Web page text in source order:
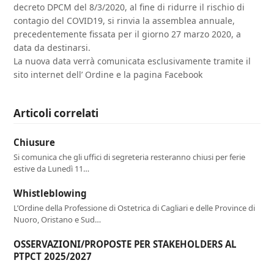
decreto DPCM del 8/3/2020, al fine di ridurre il rischio di
contagio del COVID19, si rinvia la assemblea annuale,
precedentemente fissata per il giorno 27 marzo 2020, a
data da destinarsi.
La nuova data verrà comunicata esclusivamente tramite il
sito internet dell’ Ordine e la pagina Facebook
Articoli correlati
Chiusure
Si comunica che gli uffici di segreteria resteranno chiusi per ferie
estive da Lunedì 11…
Whistleblowing
L’Ordine della Professione di Ostetrica di Cagliari e delle Province di
Nuoro, Oristano e Sud…
OSSERVAZIONI/PROPOSTE PER STAKEHOLDERS AL
PTPCT 2025/2027